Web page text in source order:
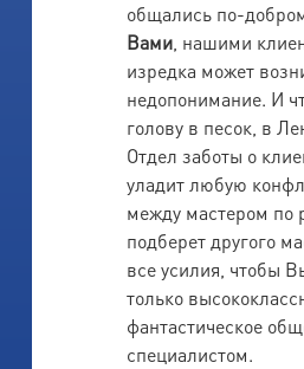
общались по-
Вами, нашими
изредка может
недопонимание. И
голову в песок, в
Отдел заботы о
уладит любую
между мастером по
подберет другого
все усилия, чтобы
только
фантастическое
специалистом.